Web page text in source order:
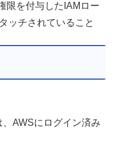
限を付与したIAMロー
ッチされていること
AWSにログイン済み